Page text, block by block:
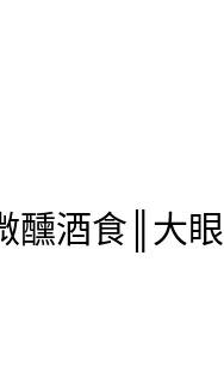
醺酒食║大眼